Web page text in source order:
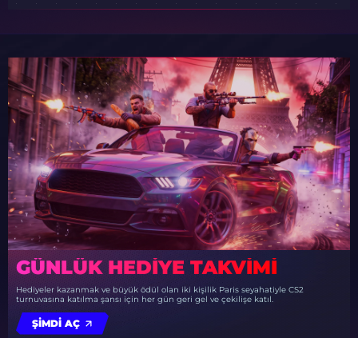
GÜNLÜK HEDIYE TAKVIMI
Hediyeler kazanmak ve büyük ödül olan iki kişilik Paris seyahatiyle CS2
turnuvasına katılma şansı için her gün geri gel ve çekilişe katıl.
ŞIMDI AÇ